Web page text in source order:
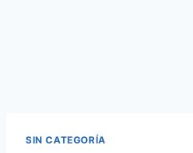
SIN CATEGORÍA